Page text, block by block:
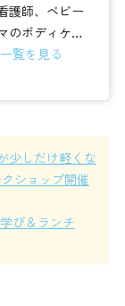
護師、ベビー
のボディケ
、など様々
覧を見る
少しだけ軽くな
ショップ開催
び＆ランチ